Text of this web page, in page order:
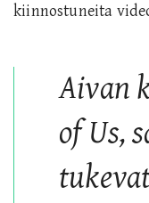
kiinnostuneita
Aivan
of Us,